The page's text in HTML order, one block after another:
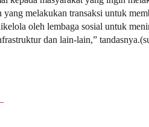
melakukan transaksi untuk
oleh lembaga sosial untuk
dan lain-lain,”